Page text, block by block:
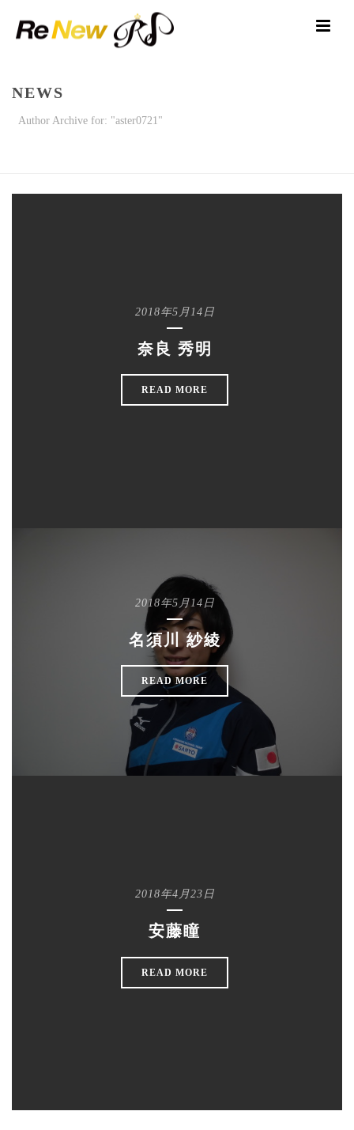
NEWS
Author Archive for: "aster0721"
2018年5月14日
奈良 秀明
READ MORE
2018年5月14日
名須川 紗綾
READ MORE
2018年4月23日
安藤瞳
READ MORE